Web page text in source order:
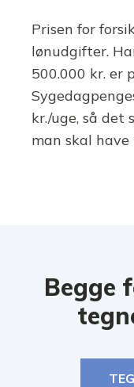
Prisen for
lønudgifter.
500.000 kr. er
kr./uge, så det
man skal
Begge